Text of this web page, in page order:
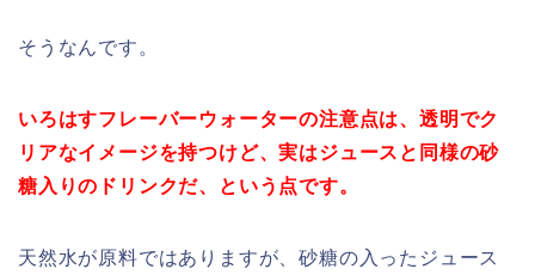
そうなんです。
いろはすフレーバーウォーターの注意点は、透明でク
リアなイメージを持つけど、実はジュースと同様の砂
糖入りのドリンクだ、という点です。
天然水が原料ではありますが、砂糖の入ったジュース